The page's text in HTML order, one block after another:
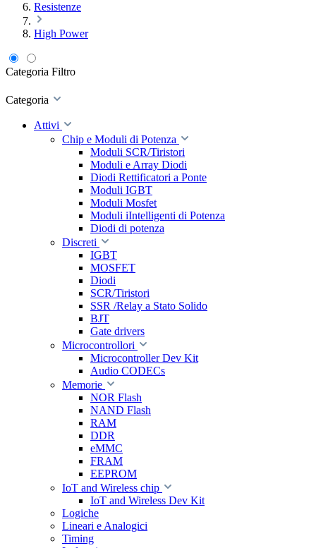
Resistenze
High Power
Categoria Filtro
Categoria
Attivi
Chip e Moduli di Potenza
Moduli SCR/Tiristori
Moduli e Array Diodi
Diodi Rettificatori a Ponte
Moduli IGBT
Moduli Mosfet
Moduli iIntelligenti di Potenza
Diodi di potenza
Discreti
IGBT
MOSFET
Diodi
SCR/Tiristori
SSR /Relay a Stato Solido
BJT
Gate drivers
Microcontrollori
Microcontroller Dev Kit
Audio CODECs
Memorie
NOR Flash
NAND Flash
RAM
DDR
eMMC
FRAM
EEPROM
IoT and Wireless chip
IoT and Wireless Dev Kit
Logiche
Lineari e Analogici
Timing